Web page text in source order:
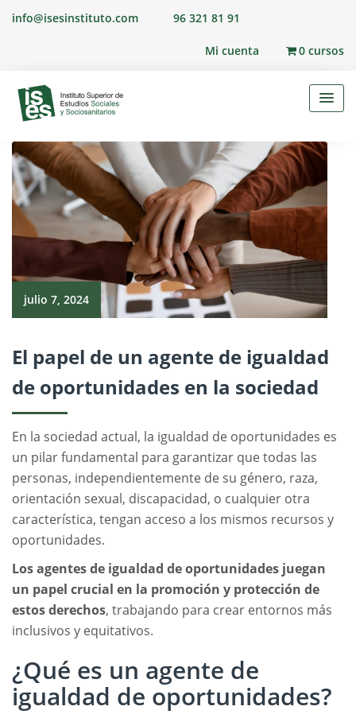
Skipinfo@isesinstituto.com 96 321 81 91
Mi cuenta 0 cursos
julio 7, 2024
El papel de un agente de igualdad
de oportunidades en la sociedad
En la sociedad actual, la igualdad de oportunidades es
un pilar fundamental para garantizar que todas las
personas, independientemente de su género, raza,
orientación sexual, discapacidad, o cualquier otra
característica, tengan acceso a los mismos recursos y
oportunidades.
Los agentes de igualdad de oportunidades juegan
un papel crucial en la promoción y protección de
estos derechos, trabajando para crear entornos más
inclusivos y equitativos.
¿Qué es un agente de
igualdad de oportunidades?